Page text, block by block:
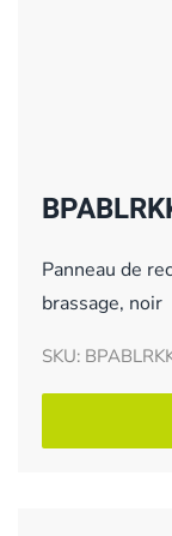
Panneau de
brassage, noir
SKU: